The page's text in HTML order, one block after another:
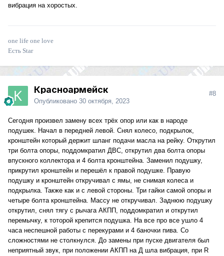
вибрация на хоростых.
one life one love
Есть Star
Красноармейск
Опубликовано 30 октября, 2023
#8
Сегодня произвел замену всех трёх опор или как в народе
подушек. Начал в передней левой. Снял колесо, подкрылок,
кронштейн который держит шланг подачи масла на рейку. Открутил
три болта опоры, поддомкратил ДВС, открутил два болта опоры
впускного коллектора и 4 болта кронштейна. Заменил подушку,
прикрутил кронштейн и перешёл к правой подушке. Правую
подушку и кронштейн откручивал с ямы, не снимая колеса и
подкрылка. Также как и с левой стороны. Три гайки самой опоры и
четыре болта кронштейна. Массу не откручивал. Заднюю подушку
открутил, снял тягу с рычага АКПП, поддомкратил и открутил
перемычку, к тоторой крепится подушка. На все про все ушло 4
часа неспешной работы с перекурами и 4 баночки пива. Со
сложностями не столкнулся. До замены при пуске двигателя был
неприятный звук, при положении АКПП на Д шла вибрация, при R